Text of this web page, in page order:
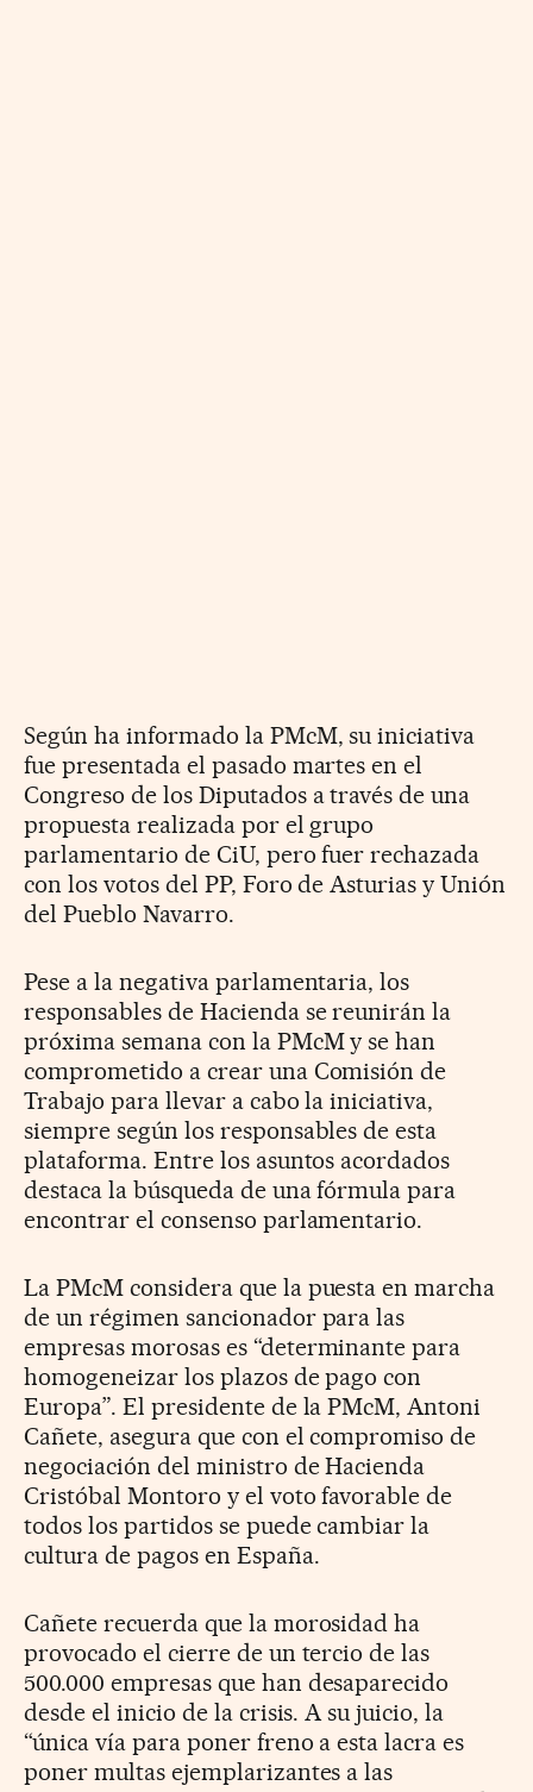
Según ha informado la PMcM, su iniciativa
fue presentada el pasado martes en el
Congreso de los Diputados a través de una
propuesta realizada por el grupo
parlamentario de CiU, pero fuer rechazada
con los votos del PP, Foro de Asturias y Unión
del Pueblo Navarro.
Pese a la negativa parlamentaria, los
responsables de Hacienda se reunirán la
próxima semana con la PMcM y se han
comprometido a crear una Comisión de
Trabajo para llevar a cabo la iniciativa,
siempre según los responsables de esta
plataforma. Entre los asuntos acordados
destaca la búsqueda de una fórmula para
encontrar el consenso parlamentario.
La PMcM considera que la puesta en marcha
de un régimen sancionador para las
empresas morosas es “determinante para
homogeneizar los plazos de pago con
Europa”. El presidente de la PMcM, Antoni
Cañete, asegura que con el compromiso de
negociación del ministro de Hacienda
Cristóbal Montoro y el voto favorable de
todos los partidos se puede cambiar la
cultura de pagos en España.
Cañete recuerda que la morosidad ha
provocado el cierre de un tercio de las
500.000 empresas que han desaparecido
desde el inicio de la crisis. A su juicio, la
“única vía para poner freno a esta lacra es
poner multas ejemplarizantes a las